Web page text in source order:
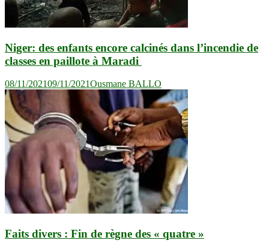
Niger: des enfants encore calcinés dans l’incendie de
classes en paillote à Maradi
08/11/202109/11/2021Ousmane BALLO
Faits divers : Fin de règne des « quatre »